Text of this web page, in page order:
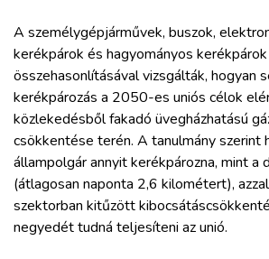
BELÉPÉS
REGISZTRÁCIÓ
A személygépjárművek, buszok,
kerékpárok és hagyományos kerékpárok
összehasonlításával vizsgálták, hogyan
kerékpározás a 2050-es uniós célok
közlekedésből fakadó üvegházhatású
csökkentése terén. A tanulmány szerint
állampolgár annyit kerékpározna, mint
(átlagosan naponta 2,6 kilométert),
szektorban kitűzött
negyedét tudná teljesíteni az unió.